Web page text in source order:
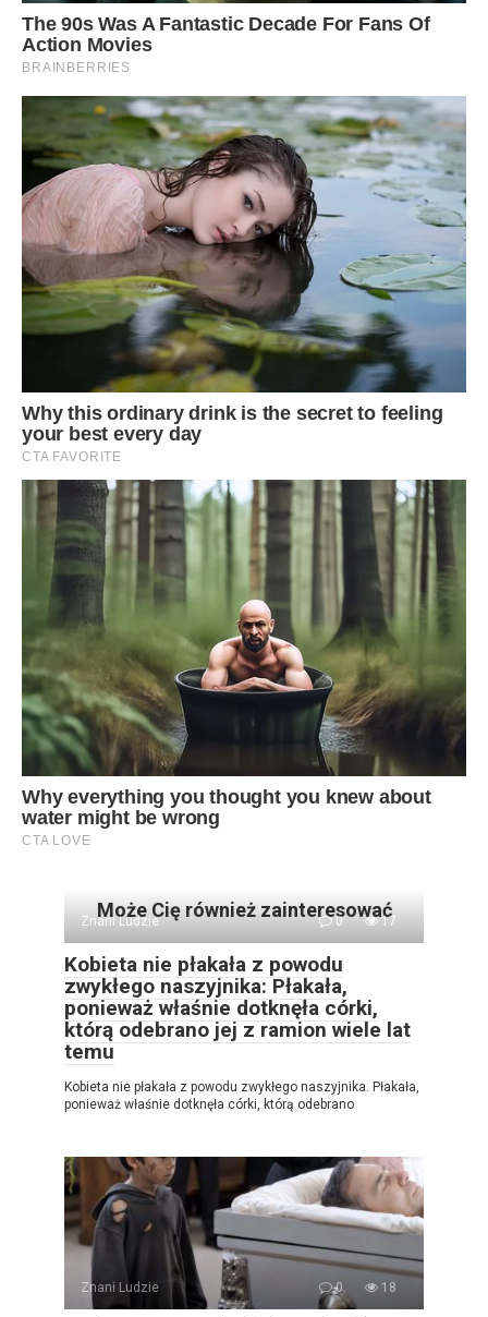
Może Cię również zainteresować
Znani Ludzie 0 17
Kobieta nie płakała z powodu
zwykłego naszyjnika: Płakała,
ponieważ właśnie dotknęła córki,
którą odebrano jej z ramion wiele lat
temu
Kobieta nie płakała z powodu zwykłego naszyjnika. Płakała,
ponieważ właśnie dotknęła córki, którą odebrano
Znani Ludzie 0 18